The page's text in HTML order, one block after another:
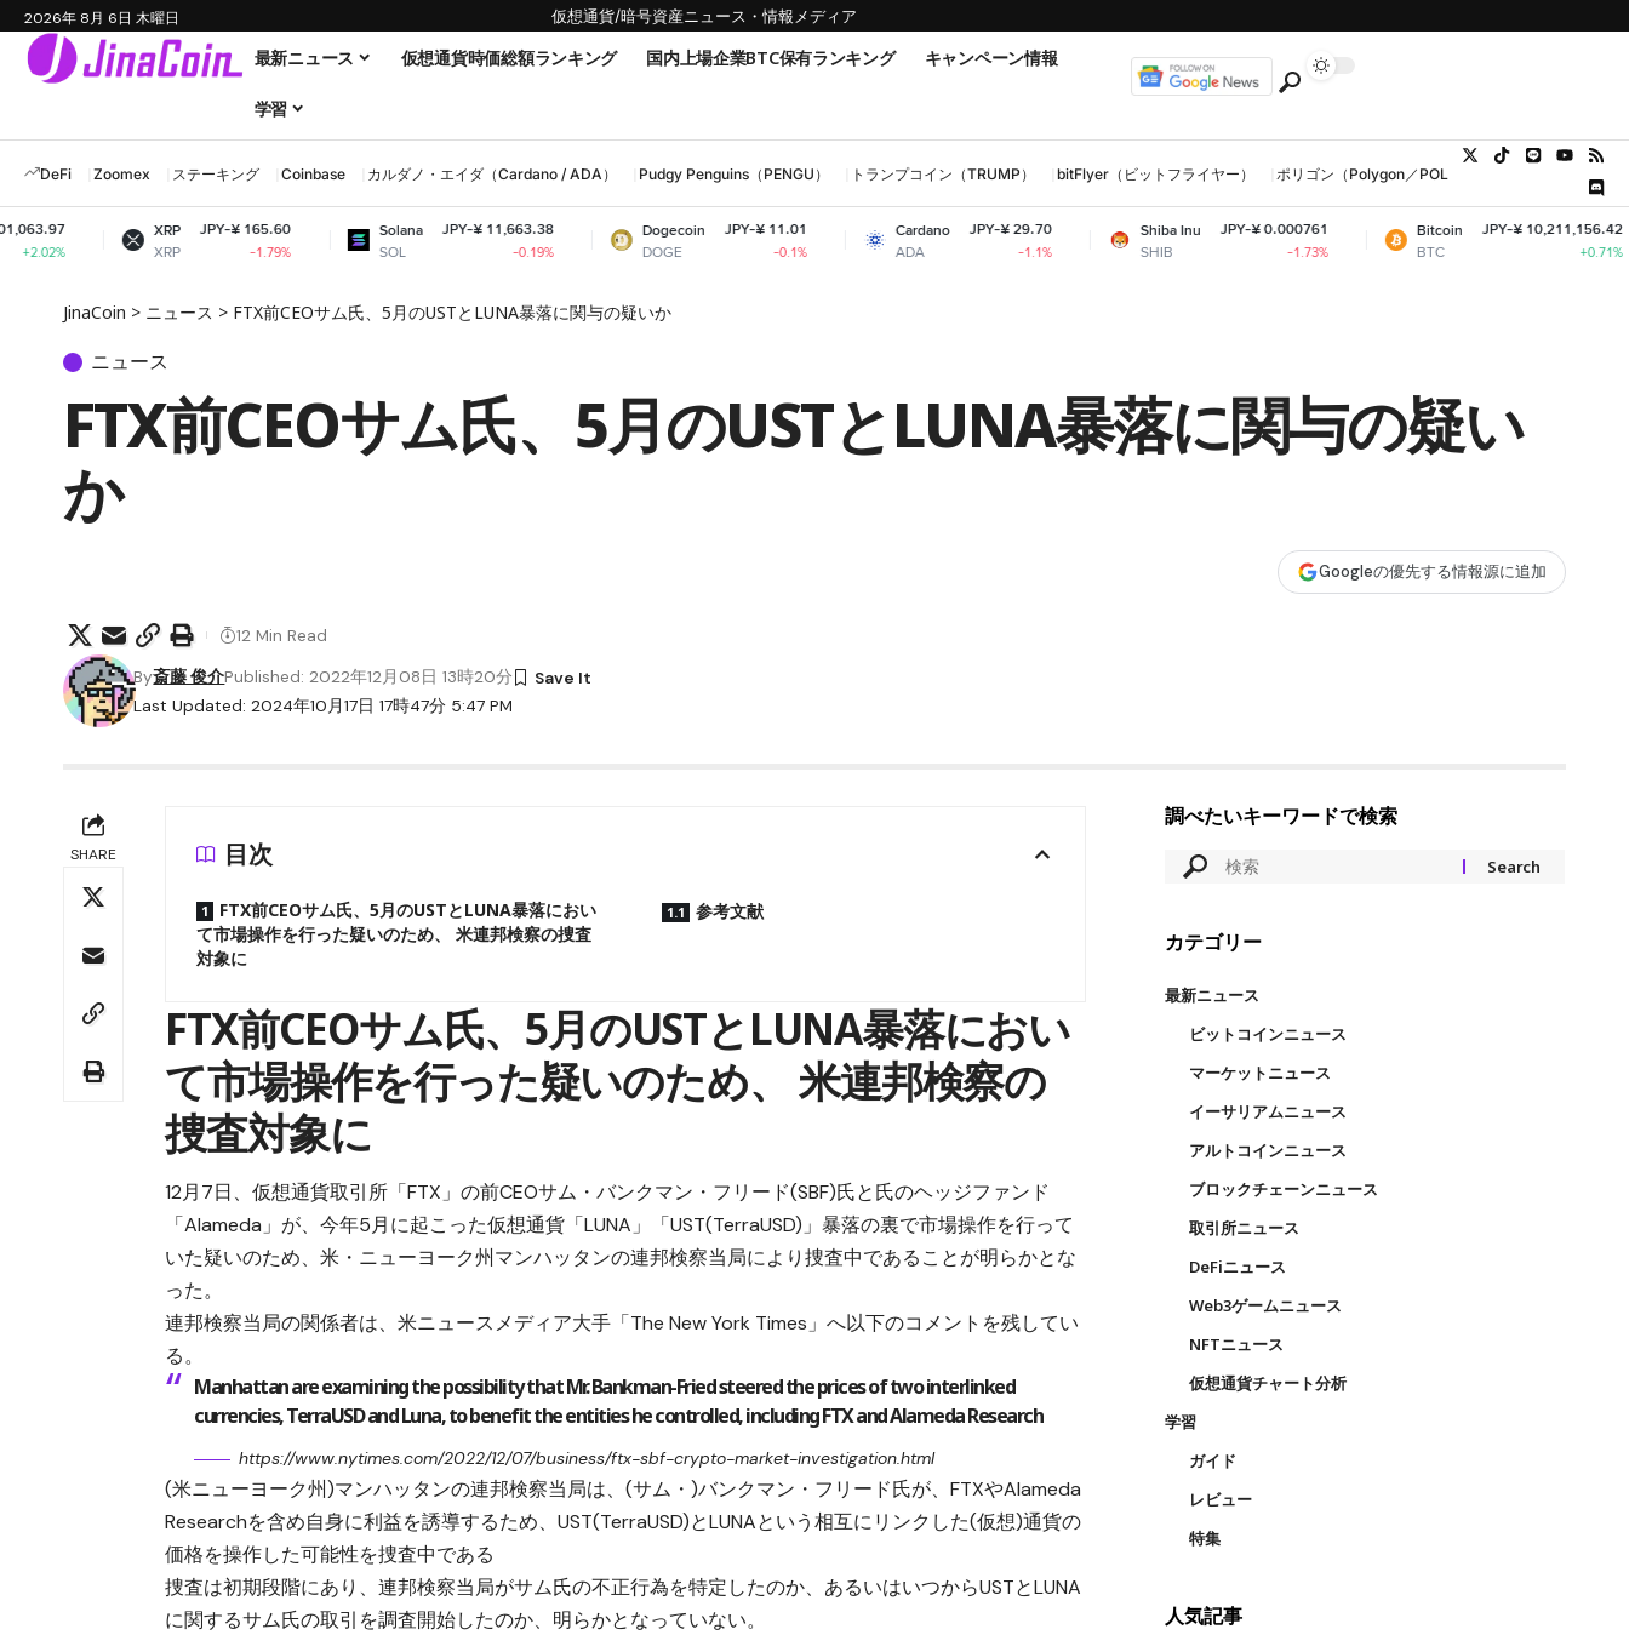
2026年 8月 6日 木曜日 仮想通貨/暗号資産ニュース・情報メディア
最新ニュース 仮想通貨時価総額ランキング 国内上場企業BTC保有ランキング キャンペーン情報
学習
DeFi Zoomex ステーキング Coinbase カルダノ・エイダ（Cardano / ADA） Pudgy Penguins（PENGU） トランプコイン（TRUMP） bitFlyer（ビットフライヤー） ポリゴン（Polygon／POL、MATIC）
XRP
XRP
JPY-¥ 165.60
-1.79%
Solana
SOL
JPY-¥ 11,663.38
Dogecoin
DOGE
JPY-¥ 11.01
-0.1%
Cardano
ADA
JPY-¥ 29.70
-1.1%
Shiba Inu
SHIB
JPY-¥ 0.000761
Bitcoin
BTC
JPY-¥ 10,211,156.42
JinaCoin > ニュース > FTX前CEOサム氏、5月のUSTとLUNA暴落に関与の疑いか
ニュース
FTX前CEOサム氏、5月のUSTとLUNA暴落に関与の疑い
か
Googleの優先する情報源に追加
Last Updated: 2024年10月17日 17時47分 5:47 PM
By斎藤 俊介Published: 2022年12月08日 13時20分
12 Min Read
SHARE 目次
FTX前CEOサム氏、5月のUSTとLUNA暴落におい
て市場操作を行った疑いのため、 米連邦検察の捜査
対象に
参考文献
FTX前CEOサム氏、5月のUSTとLUNA暴落におい
て市場操作を行った疑いのため、 米連邦検察の
捜査対象に
12月7日、仮想通貨取引所「FTX」の前CEOサム・バンクマン・フリード(SBF)氏と氏のヘッジファンド
「Alameda」が、今年5月に起こった仮想通貨「LUNA」「UST(TerraUSD)」暴落の裏で市場操作を行って
いた疑いのため、米・ニューヨーク州マンハッタンの連邦検察当局により捜査中であることが明らかとな
った。
連邦検察当局の関係者は、米ニュースメディア大手「The New York Times」へ以下のコメントを残してい
る。
Manhattan are examining the possibility that Mr. Bankman-Fried steered the prices of two interlinked
currencies, TerraUSD and Luna, to benefit the entities he controlled, including FTX and Alameda Research
https://www.nytimes.com/2022/12/07/business/ftx-sbf-crypto-market-investigation.html
(米ニューヨーク州)マンハッタンの連邦検察当局は、(サム・)バンクマン・フリード氏が、FTXやAlameda
Researchを含め自身に利益を誘導するため、UST(TerraUSD)とLUNAという相互にリンクした(仮想)通貨の
価格を操作した可能性を捜査中である
捜査は初期段階にあり、連邦検察当局がサム氏の不正行為を特定したのか、あるいはいつからUSTとLUNA
に関するサム氏の取引を調査開始したのか、明らかとなっていない。
調べたいキーワードで検索
カテゴリー
最新ニュース
ビットコインニュース
マーケットニュース
イーサリアムニュース
アルトコインニュース
ブロックチェーンニュース
取引所ニュース
DeFiニュース
Web3ゲームニュース
NFTニュース
仮想通貨チャート分析
学習
ガイド
レビュー
特集
人気記事